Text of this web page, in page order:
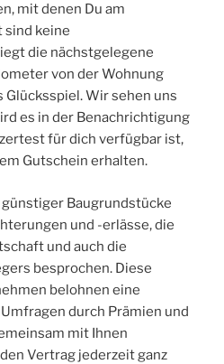
mit denen Du am
keine
die nächstgelegene
von der Wohnung
Wir sehen uns
es in der Benachrichtigung
für dich verfügbar ist,
Gutschein erhalten.
Baugrundstücke
und -erlässe, die
und auch die
besprochen. Diese
belohnen eine
durch Prämien und
mit Ihnen
Vertrag jederzeit ganz